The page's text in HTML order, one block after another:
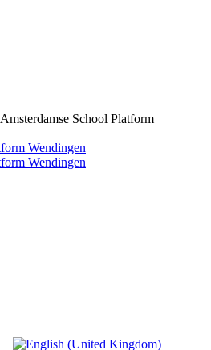
Amsterdamse School Platform